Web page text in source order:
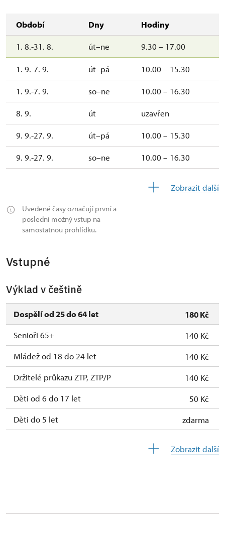
Období Dny Hodiny
1. 8.-31. 8. út–ne 9.30 – 17.00
1. 9.-7. 9. út–pá 10.00 – 15.30
1. 9.-7. 9. so–ne 10.00 – 16.30
8. 9. út uzavřen
9. 9.-27. 9. út–pá 10.00 – 15.30
9. 9.-27. 9. so–ne 10.00 – 16.30
10.00 – 16.30
30. 9. st
28. 10.
29. 10.
30. 10. pá 10.00 – 15.30
31. 10. 10.00 – 15.30
1. 11. ne 10.00 – 15.30
2. 11.-31. 12.
Zobrazit další
Uvedené časy označují první a
poslední možný vstup na
samostatnou prohlídku.
Vstupné
Výklad v češtině
Dospělí od 25 do 64 let
180 Kč
Senioři 65+
140 Kč
Mládež od 18 do 24 let
140 Kč
Držitelé průkazu ZTP, ZTP/P
140 Kč
Děti od 6 do 17 let
50 Kč
Děti do 5 let
zdarma
Zobrazit další